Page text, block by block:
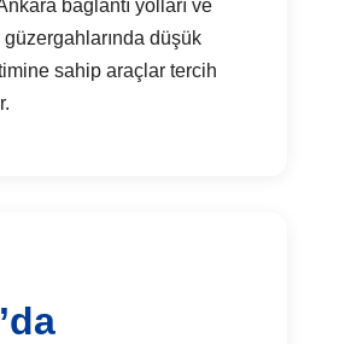
bağlantı yolları ve
düşük
sahip araçlar tercih